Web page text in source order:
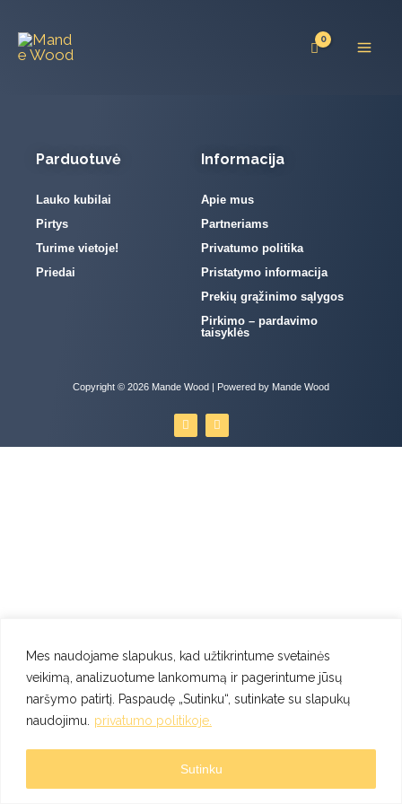
Mes naudojame slapukus, kad užtikrintume svetainės
veikimą, analizuotume lankomumą ir pagerintume jūsų
naršymo patirtį. Paspaudę „Sutinku“, sutinkate su slapukų
naudojimu.
privatumo politikoje.
Sutinku
prie
turinio
Parduotuvė
Lauko kubilai
Pirtys
Turime vietoje!
Priedai
Informacija
Apie mus
Partneriams
Privatumo politika
Pristatymo informacija
Prekių grąžinimo sąlygos
Pirkimo – pardavimo
taisyklės
Copyright © 2026 Mande Wood | Powered by Mande Wood
F
a
c
I
n
s